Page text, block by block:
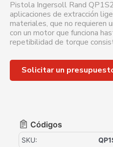
Pistola Ingersoll Rand
aplicaciones de extracción
materiales, que no requieren
con un motor que funciona
repetibilidad de torque
Solicitar un
Códigos
SKU: